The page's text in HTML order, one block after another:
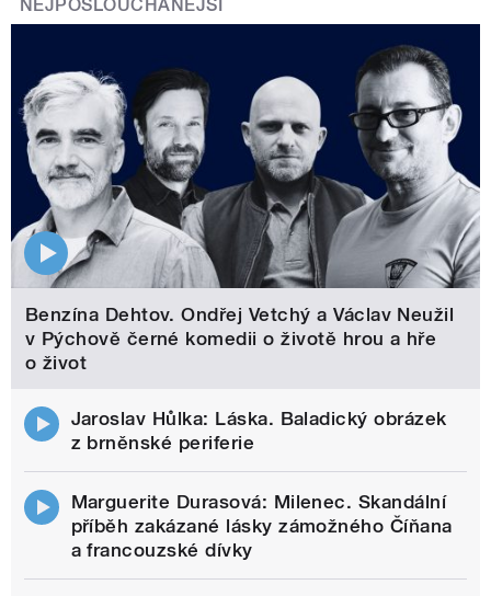
NEJPOSLOUCHANĚJŠÍ
Benzína Dehtov. Ondřej Vetchý a Václav Neužil
v Pýchově černé komedii o životě hrou a hře
o život
Jaroslav Hůlka: Láska. Baladický obrázek
z brněnské periferie
Marguerite Durasová: Milenec. Skandální
příběh zakázané lásky zámožného Číňana
a francouzské dívky